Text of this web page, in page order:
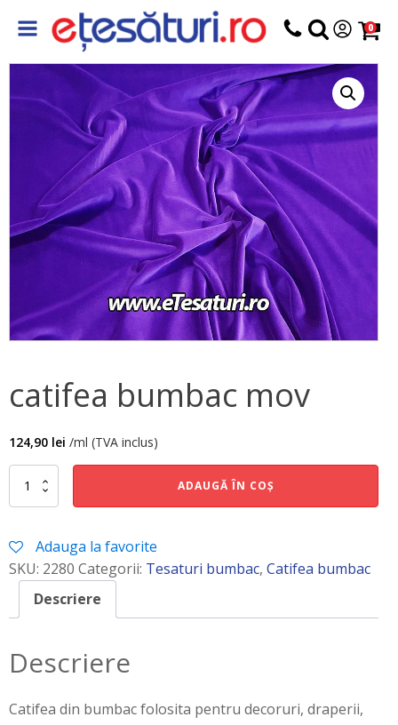
0
catifea bumbac mov
124,90 lei /ml (TVA inclus)
Cantitate
ADAUGĂ ÎN COȘ
Adauga la favorite
SKU: 2280 Categorii: Tesaturi bumbac, Catifea bumbac
Descriere
Descriere
Catifea din bumbac folosita pentru decoruri, draperii,